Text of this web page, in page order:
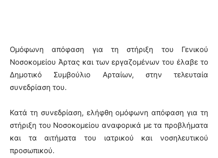
Ομόφωνη απόφαση για τη στήριξη του Γενικού
Νοσοκομείου Άρτας και των εργαζομένων του έλαβε το
Δημοτικό Συμβούλιο Αρταίων, στην τελευταία
συνεδρίαση του.
Κατά τη συνεδρίαση, ελήφθη ομόφωνη απόφαση για τη
στήριξη του Νοσοκομείου αναφορικά με τα προβλήματα
και τα αιτήματα του ιατρικού και νοσηλευτικού
προσωπικού.